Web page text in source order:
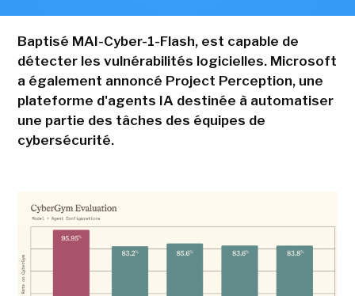
Baptisé MAI-Cyber-1-Flash, est capable de
détecter les vulnérabilités logicielles. Microsoft
a également annoncé Project Perception, une
plateforme d'agents IA destinée à automatiser
une partie des tâches des équipes de
cybersécurité.